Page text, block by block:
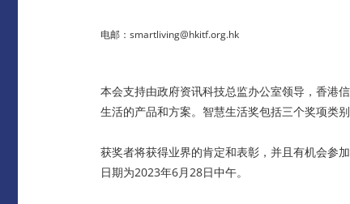
电邮：smartliving@hkitf.org.hk
本会支持由政府资讯科技总监办公室领导 ，香港
生活的产品和方案。智慧生活奖包括三个奖项类
获奖者将获得业界的肯定和表彰，并且有机会参
日期为2023年6月28日中午。